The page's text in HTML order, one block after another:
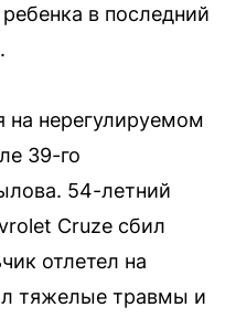
в последний
на нерегулируемом
39-го
54-летний
Cruze сбил
отлетел на
тяжелые травмы и